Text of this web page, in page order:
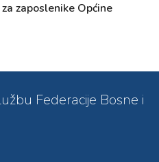
zaposlenike Općine
Federacije Bosne i